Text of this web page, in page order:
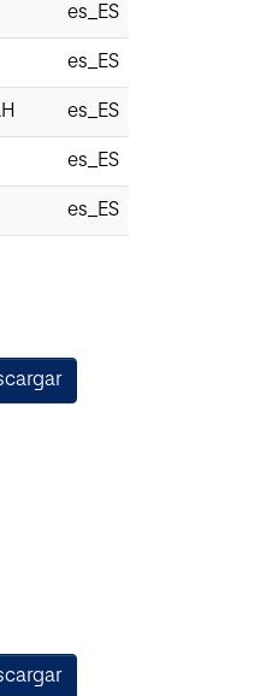
es_ES
es_ES
es_ES
es_ES
es_ES